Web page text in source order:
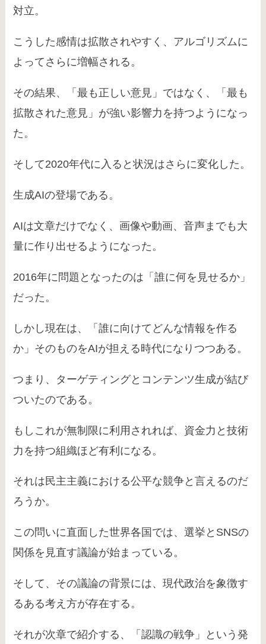
対立。
こうした感情は拡散されやすく、アルゴリズムに
よってさらに増幅される。
その結果、「最も正しい意見」ではなく、「最も
拡散された意見」が強い影響力を持つようになっ
た。
そして2020年代に入ると状況はさらに変化した。
生成AIの登場である。
AIは文章だけでなく、画像や動画、音声までも大
量に作り出せるようになった。
2016年に問題となったのは「誰に何を見せるか」
だった。
しかし現在は、「誰に向けてどんな情報を作る
か」そのものをAIが担える時代になりつつある。
つまり、ターゲティングとコンテンツ生成が結び
ついたのである。
もしこれが無制限に利用されれば、資金力と技術
力を持つ組織ほど有利になる。
それは民主主義における公平な競争と言えるのだ
ろうか。
この問いに直面した世界各国では、選挙とSNSの
関係を見直す議論が始まっている。
そして、その議論の背景には、現代政治を象徴す
るある考え方が存在する。
それが次章で紹介する、「認識の戦争」という発